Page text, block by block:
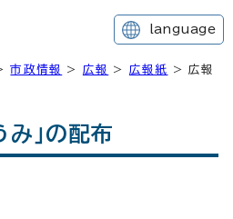
language
市政情報 > 広報 > 広報紙
> 広報
み」の配布